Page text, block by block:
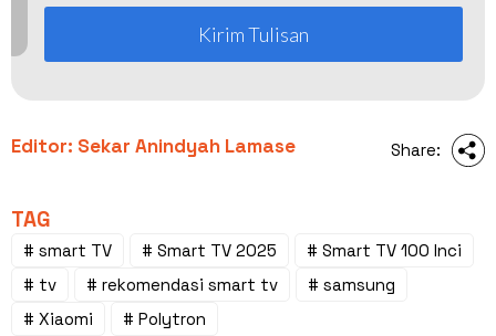
Kirim Tulisan
Editor: Sekar Anindyah Lamase Share:
TAG
# smart TV # Smart TV 2025
# Smart TV 100 Inci
# tv
# rekomendasi smart tv
# samsung
# Xiaomi
# Polytron